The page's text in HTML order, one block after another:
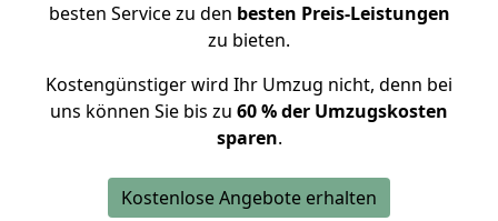
besten Service zu den besten Preis-Leistungen
zu bieten.
Kostengünstiger wird Ihr Umzug nicht, denn bei
uns können Sie bis zu 60 % der Umzugskosten
sparen.
Kostenlose Angebote erhalten